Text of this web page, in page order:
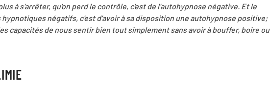
à s'arrêter, qu'on perd le contrôle, c'est de l'autohypnose négative. Et le
négatifs, c'est d'avoir à sa disposition une autohypnose positive;
capacités de nous sentir bien tout simplement sans avoir à bouffer, boire ou